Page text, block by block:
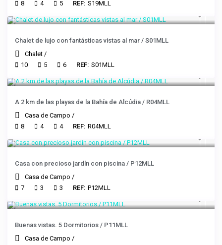
8
4 5 REF: S19MLL
Chalet de lujo con fantásticas vistas al mar / S01MLL
Chalet /
10
5 6 REF: S01MLL
A 2 km de las playas de la Bahía de Alcúdia / R04MLL
Casa de Campo /
8
4 4 REF: R04MLL
Casa con precioso jardín con piscina / P12MLL
Casa de Campo /
7
3 3 REF: P12MLL
Buenas vistas. 5 Dormitorios / P11MLL
Casa de Campo /